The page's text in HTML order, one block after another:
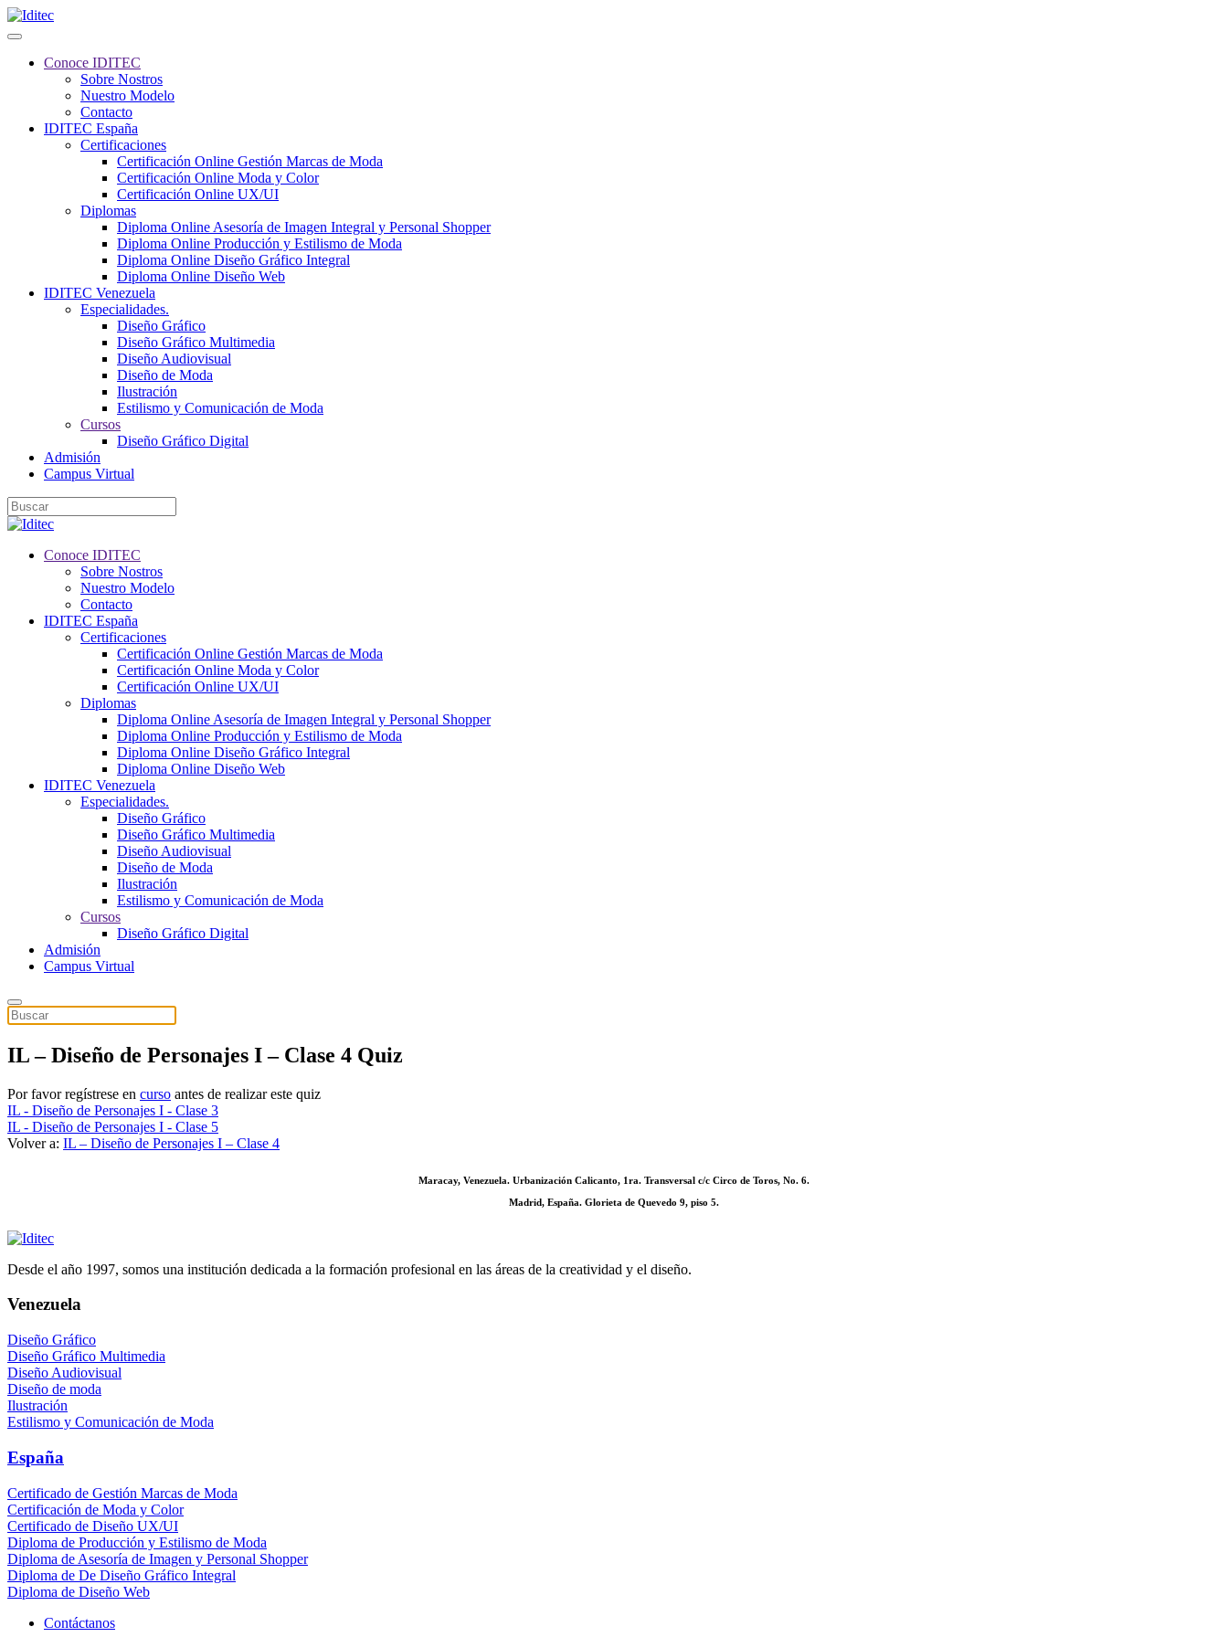
Conoce IDITEC
Sobre Nostros
Nuestro Modelo
Contacto
IDITEC España
Certificaciones
Certificación Online Gestión Marcas de Moda
Certificación Online Moda y Color
Certificación Online UX/UI
Diplomas
Diploma Online Asesoría de Imagen Integral y Personal Shopper
Diploma Online Producción y Estilismo de Moda
Diploma Online Diseño Gráfico Integral
Diploma Online Diseño Web
IDITEC Venezuela
Especialidades.
Diseño Gráfico
Diseño Gráfico Multimedia
Diseño Audiovisual
Diseño de Moda
Ilustración
Estilismo y Comunicación de Moda
Cursos
Diseño Gráfico Digital
Admisión
Campus Virtual
Conoce IDITEC
Sobre Nostros
Nuestro Modelo
Contacto
IDITEC España
Certificaciones
Certificación Online Gestión Marcas de Moda
Certificación Online Moda y Color
Certificación Online UX/UI
Diplomas
Diploma Online Asesoría de Imagen Integral y Personal Shopper
Diploma Online Producción y Estilismo de Moda
Diploma Online Diseño Gráfico Integral
Diploma Online Diseño Web
IDITEC Venezuela
Especialidades.
Diseño Gráfico
Diseño Gráfico Multimedia
Diseño Audiovisual
Diseño de Moda
Ilustración
Estilismo y Comunicación de Moda
Cursos
Diseño Gráfico Digital
Admisión
Campus Virtual
IL – Diseño de Personajes I – Clase 4 Quiz
Por favor regístrese en curso antes de realizar este quiz
IL - Diseño de Personajes I - Clase 3
IL - Diseño de Personajes I - Clase 5
Volver a: IL – Diseño de Personajes I – Clase 4
Maracay, Venezuela. Urbanización Calicanto, 1ra. Transversal c/c Circo de Toros, No. 6.
Madrid, España. Glorieta de Quevedo 9, piso 5.
Desde el año 1997, somos una institución dedicada a la formación profesional en las áreas de la creatividad y el diseño.
Venezuela
Diseño Gráfico
Diseño Gráfico Multimedia
Diseño Audiovisual
Diseño de moda
Ilustración
Estilismo y Comunicación de Moda
España
Certificado de Gestión Marcas de Moda
Certificación de Moda y Color
Certificado de Diseño UX/UI
Diploma de Producción y Estilismo de Moda
Diploma de Asesoría de Imagen y Personal Shopper
Diploma de De Diseño Gráfico Integral
Diploma de Diseño Web
Contáctanos